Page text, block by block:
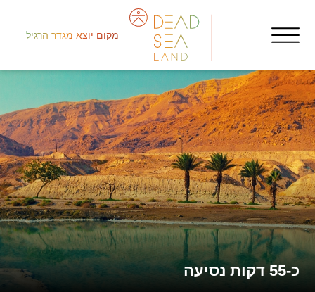
מקום יוצא מגדר הרגיל
כ-55 דקות נסיעה